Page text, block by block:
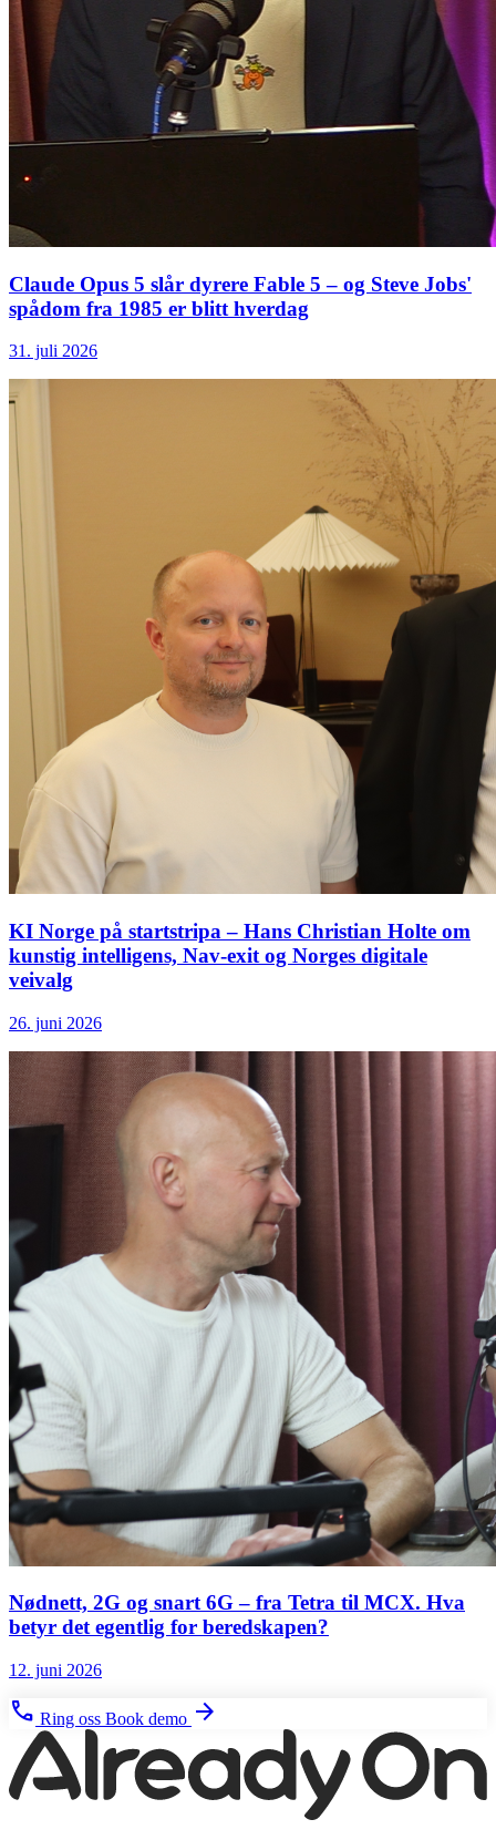
Claude Opus 5 slår dyrere Fable 5 – og Steve Jobs'
spådom fra 1985 er blitt hverdag
31. juli 2026
KI Norge på startstripa – Hans Christian Holte om
kunstig intelligens, Nav-exit og Norges digitale
veivalg
26. juni 2026
Nødnett, 2G og snart 6G – fra Tetra til MCX. Hva
betyr det egentlig for beredskapen?
12. juni 2026
phone Ring oss Book demo arrow_forward